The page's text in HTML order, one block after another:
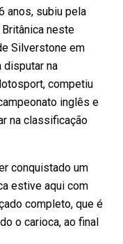
anos, subiu pela
neste
Silverstone em
disputar na
competiu
inglês e
na classificação
conquistado um
estive aqui com
completo, que é
o carioca, ao final